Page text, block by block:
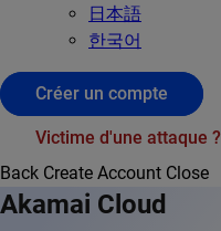
日本語
한국어
Créer un compte
Victime d'une attaque ?
Back Create Account Close
Akamai Cloud